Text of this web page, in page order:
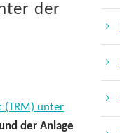
der
(TRM) unter
der Anlage